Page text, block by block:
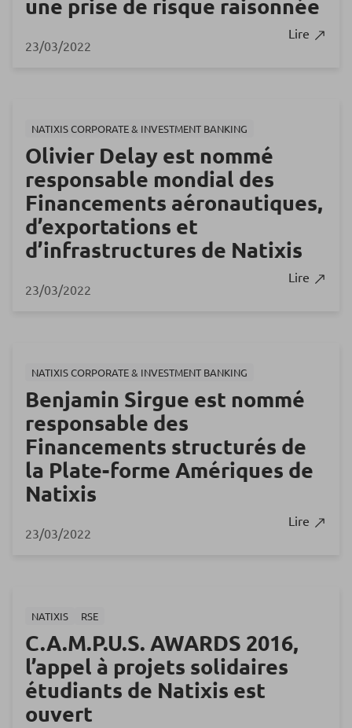
une prise de risque raisonnée
23/03/2022
Lire
NATIXIS CORPORATE & INVESTMENT BANKING
Olivier Delay est nommé
responsable mondial des
Financements aéronautiques,
d’exportations et
d’infrastructures de Natixis
23/03/2022
Lire
NATIXIS CORPORATE & INVESTMENT BANKING
Benjamin Sirgue est nommé
responsable des
Financements structurés de
la Plate-forme Amériques de
Natixis
23/03/2022
Lire
NATIXIS RSE
C.A.M.P.U.S. AWARDS 2016,
l’appel à projets solidaires
étudiants de Natixis est
ouvert